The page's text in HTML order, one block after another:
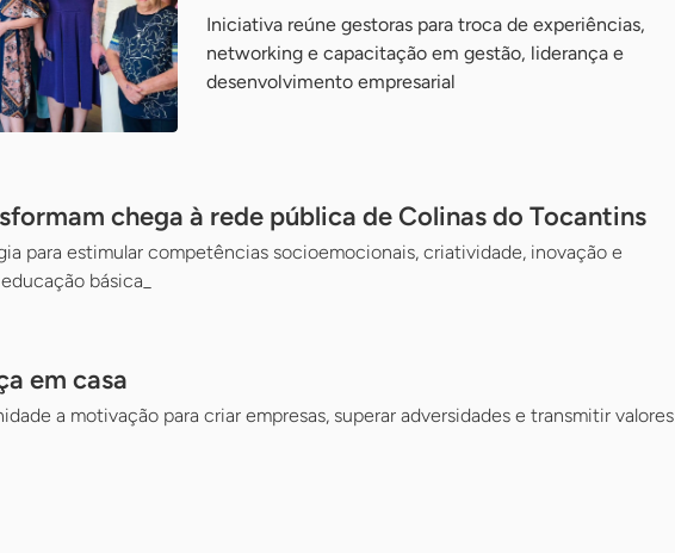
Iniciativa reúne gestoras para troca de experiências,
networking e capacitação em gestão, liderança e
desenvolvimento empresarial
chega à rede pública de Colinas do Tocantins
para estimular competências socioemocionais, criatividade, inovação e
básica_
em casa
a motivação para criar empresas, superar adversidades e transmitir valores